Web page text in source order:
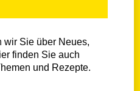
wir Sie über Neues,
finden Sie auch
und Rezepte.